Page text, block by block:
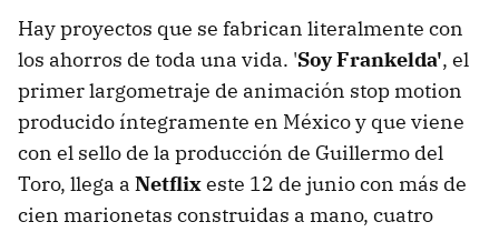
Hay proyectos que se fabrican literalmente con
los ahorros de toda una vida. 'Soy Frankelda', el
primer largometraje de animación stop motion
producido íntegramente en México y que viene
con el sello de la producción de Guillermo del
Toro, llega a Netflixeste 12 de junio con más de
cien marionetas construidas a mano, cuatro